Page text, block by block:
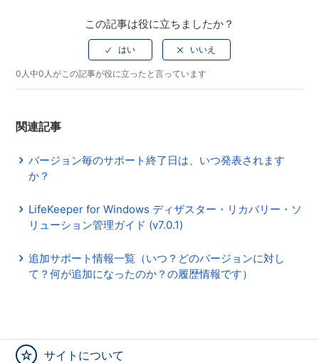
サイトについて
この記事は役に立ちましたか？
0人中0人がこの記事が役に立ったと言っています
関連記事
バージョン毎のサポート終了日は、いつ発表されます
か？
LifeKeeper for Windows ディザスター・リカバリー・ソ
リューション管理ガイド (v7.0.1)
追加サポート情報一覧（いつ？どのバージョンに対し
て？何が追加になったのか？の履歴情報です）